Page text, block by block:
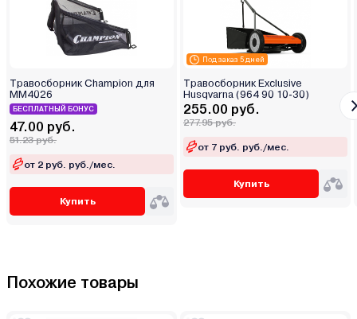
Травосборник Champion для
MM4026
БЕСПЛАТНЫЙ БОНУС
47.00 руб.
51.23 руб.
от 2 руб. руб./мес.
Купить
Под заказ 5 дней
Травосборник Exclusive
Husqvarna (964 90 10-30)
255.00 руб.
277.95 руб.
от 7 руб. руб./мес.
Купить
Похожие товары